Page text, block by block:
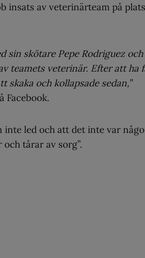
insats av veterinärteam på
sin skötare Pepe Rodriguez och
teamets veterinär. Efter att ha
och kollapsade sedan,”
Facebook.
inte led och att det inte var
tårar av sorg”.